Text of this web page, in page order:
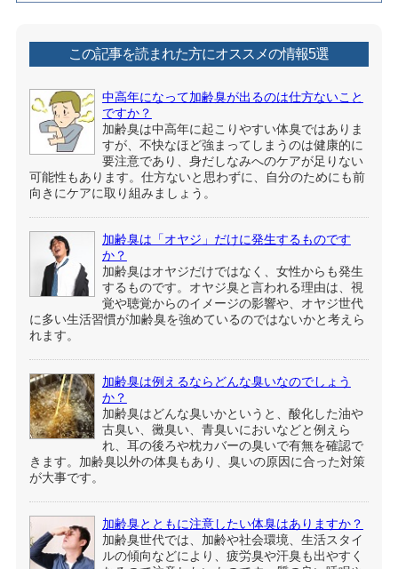
この記事を読まれた方にオススメの情報5選
中高年になって加齢臭が出るのは仕方ないこと
ですか？
加齢臭は中高年に起こりやすい体臭ではありま
すが、不快なほど強まってしまうのは健康的に
要注意であり、身だしなみへのケアが足りない
可能性もあります。仕方ないと思わずに、自分のためにも前
向きにケアに取り組みましょう。
加齢臭は「オヤジ」だけに発生するものです
か？
加齢臭はオヤジだけではなく、女性からも発生
するものです。オヤジ臭と言われる理由は、視
覚や聴覚からのイメージの影響や、オヤジ世代
に多い生活習慣が加齢臭を強めているのではないかと考えら
れます。
加齢臭は例えるならどんな臭いなのでしょう
か？
加齢臭はどんな臭いかというと、酸化した油や
古臭い、黴臭い、青臭いにおいなどと例えら
れ、耳の後ろや枕カバーの臭いで有無を確認で
きます。加齢臭以外の体臭もあり、臭いの原因に合った対策
が大事です。
加齢臭とともに注意したい体臭はありますか？
加齢臭世代では、加齢や社会環境、生活スタイ
ルの傾向などにより、疲労臭や汗臭も出やすく